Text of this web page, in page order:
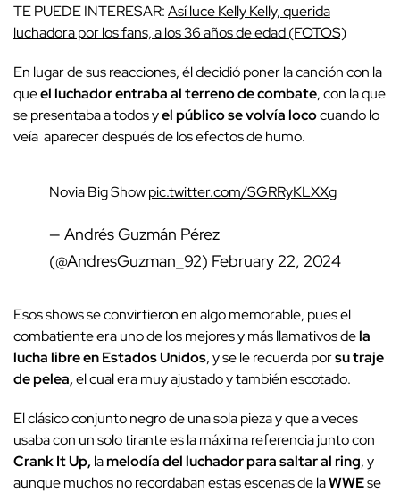
TE PUEDE INTERESAR:Así luce Kelly Kelly, querida
luchadora por los fans, a los 36 años de edad (FOTOS)
En lugar de sus reacciones, él decidió poner la canción con la
queel luchador entraba al terreno de combate, con la que
se presentaba a todos yel público se volvía lococuando lo
veía aparecer después de los efectos de humo.
Novia Big Showpic.twitter.com/SGRRyKLXXg
— Andrés Guzmán Pérez
(@AndresGuzman_92) February 22, 2024
Esos shows se convirtieron en algo memorable, pues el
combatiente era uno de los mejores y más llamativos dela
lucha libre en Estados Unidos, y se le recuerda porsu traje
de pelea,el cual era muy ajustado y también escotado.
El clásico conjunto negro de una sola pieza y que a veces
usaba con un solo tirante es la máxima referencia junto con
Crank It Up, lamelodía del luchador para saltar al ring, y
aunque muchos no recordaban estas escenas de laWWEse